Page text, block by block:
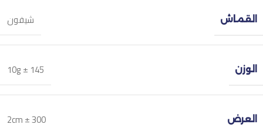
القماش شيفون
الوزن 145 ± 10g
العرض 300 ± 2cm